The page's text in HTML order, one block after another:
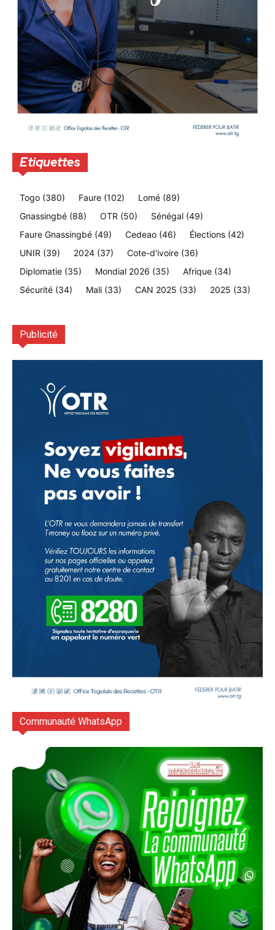
Etiquettes
Togo (380) Faure (102) Lomé (89)
Gnassingbé (88) OTR (50) Sénégal (49)
Faure Gnassingbé (49) Cedeao (46) Élections (42)
UNIR (39) 2024 (37) Cote-d'ivoire (36)
Diplomatie (35) Mondial 2026 (35) Afrique (34)
Sécurité (34) Mali (33) CAN 2025 (33) 2025 (33)
Publicité
Communauté WhatsApp